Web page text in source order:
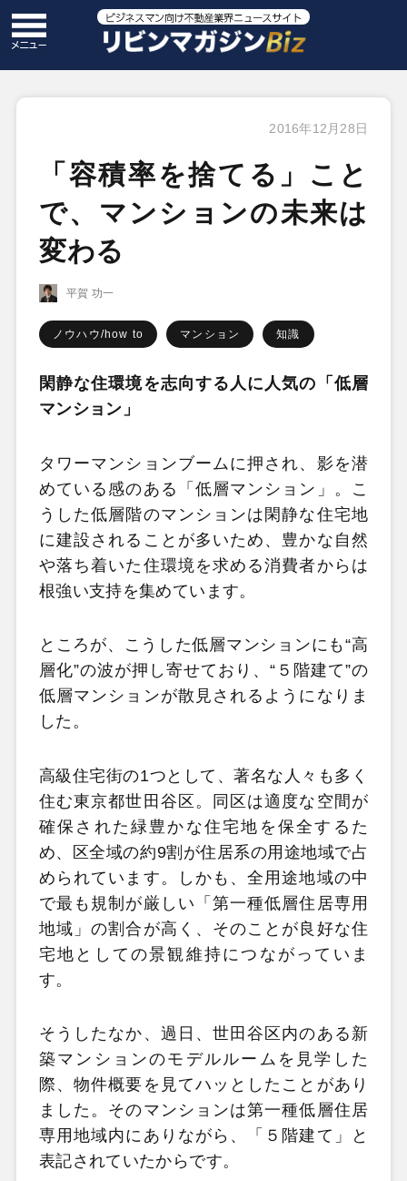
2016年12月28日
「容積率を捨てる」こと
で、マンションの未来は
変わる
平賀 功一
ノウハウ/how to マンション 知識
閑静な住環境を志向する人に人気の「低層
マンション」
タワーマンションブームに押され、影を潜
めている感のある「低層マンション」。こ
うした低層階のマンションは閑静な住宅地
に建設されることが多いため、豊かな自然
や落ち着いた住環境を求める消費者からは
根強い支持を集めています。
ところが、こうした低層マンションにも“高
層化”の波が押し寄せており、“５階建て”の
低層マンションが散見されるようになりま
した。
高級住宅街の1つとして、著名な人々も多く
住む東京都世田谷区。同区は適度な空間が
確保された緑豊かな住宅地を保全するた
め、区全域の約9割が住居系の用途地域で占
められています。しかも、全用途地域の中
で最も規制が厳しい「第一種低層住居専用
地域」の割合が高く、そのことが良好な住
宅地としての景観維持につながっていま
す。
そうしたなか、過日、世田谷区内のある新
築マンションのモデルルームを見学した
際、物件概要を見てハッとしたことがあり
ました。そのマンションは第一種低層住居
専用地域内にありながら、「５階建て」と
表記されていたからです。